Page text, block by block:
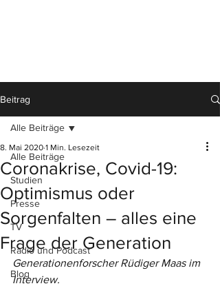
Beitrag
Alle Beiträge
Studien
Presse
TV
Radio und Podcast
Blog
Alle Beiträge
Coronakrise, Covid-19:
Optimismus oder
Sorgenfalten – alles eine
Frage der Generation
8. Mai 2020 1 Min. Lesezeit
Generationenforscher Rüdiger Maas im
Interview.